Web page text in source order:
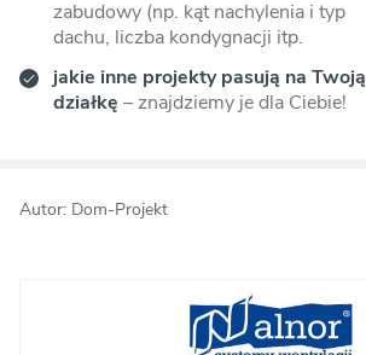
zabudowy (np. kąt nachylenia i typ
dachu, liczba kondygnacji itp.
jakie inne projekty pasują na Twoją
działkę – znajdziemy je dla Ciebie!
Autor: Dom-Projekt